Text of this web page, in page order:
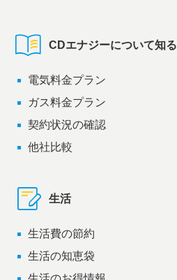
CDエナジーについて知る
電気料金プラン
ガス料金プラン
契約状況の確認
他社比較
生活
生活費の節約
生活の知恵袋